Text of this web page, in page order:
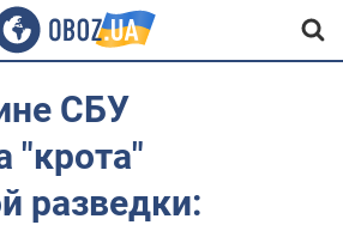
СБУ
"крота"
разведки: